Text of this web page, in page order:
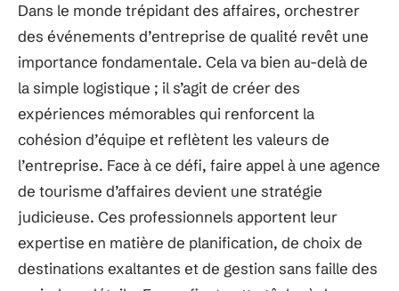
Dans le monde trépidant des affaires, orchestrer
des événements d’entreprise de qualité revêt une
importance fondamentale. Cela va bien au-delà de
la simple logistique ; il s’agit de créer des
expériences mémorables qui renforcent la
cohésion d’équipe et reflètent les valeurs de
l’entreprise. Face à ce défi, faire appel à une agence
de tourisme d’affaires devient une stratégie
judicieuse. Ces professionnels apportent leur
expertise en matière de planification, de choix de
destinations exaltantes et de gestion sans faille des